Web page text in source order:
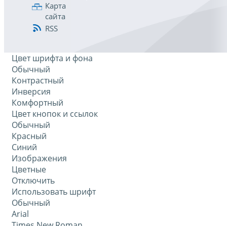
Карта
сайта
RSS
Цвет шрифта и фона
Обычный
Контрастный
Инверсия
Комфортный
Цвет кнопок и ссылок
Обычный
Красный
Синий
Изображения
Цветные
Отключить
Использовать шрифт
Обычный
Arial